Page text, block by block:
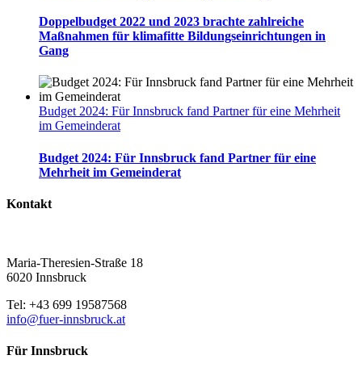
Doppelbudget 2022 und 2023 brachte zahlreiche
Maßnahmen für klimafitte Bildungseinrichtungen in
Gang
Budget 2024: Für Innsbruck fand Partner für eine Mehrheit
im Gemeinderat
Budget 2024: Für Innsbruck fand Partner für eine
Mehrheit im Gemeinderat
Kontakt
Maria-Theresien-Straße 18
6020 Innsbruck
Tel: +43 699 19587568
info@fuer-innsbruck.at
Für Innsbruck